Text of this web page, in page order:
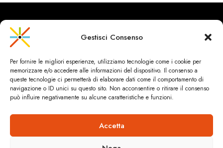
Gestisci Consenso
Per fornire le migliori esperienze, utilizziamo tecnologie come i cookie per
memorizzare e/o accedere alle informazioni del dispositivo. Il consenso a
queste tecnologie ci permetterà di elaborare dati come il comportamento di
navigazione o ID unici su questo sito. Non acconsentire o ritirare il consenso
può influire negativamente su alcune caratteristiche e funzioni.
Accetta
urbanistica e trasporto collettivo argomentando con metodo
scientifico sulla base di dati ed esperienze.
ANDREA SPINOSA INGEGNERIA Cookie Policy (UE)
Dichiarazione sulla Privacy (UE)
© 2024 ANDREA SPINOSA.TUTTI I CONTENUTI SONO SOTTO
LICENZA CREATIVE COMMONS (CC)